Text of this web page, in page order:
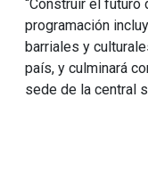
“Construir el
programación
barriales y
país, y culminará
sede de la central